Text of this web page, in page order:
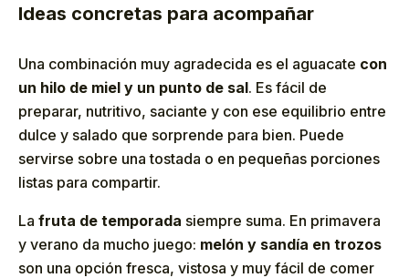
Ideas concretas para acompañar
Una combinación muy agradecida es el aguacate con
un hilo de miel y un punto de sal. Es fácil de
preparar, nutritivo, saciante y con ese equilibrio entre
dulce y salado que sorprende para bien. Puede
servirse sobre una tostada o en pequeñas porciones
listas para compartir.
La fruta de temporada siempre suma. En primavera
y verano da mucho juego: melón y sandía en trozos
son una opción fresca, vistosa y muy fácil de comer